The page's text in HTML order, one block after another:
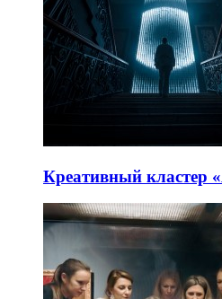
Креативный кластер